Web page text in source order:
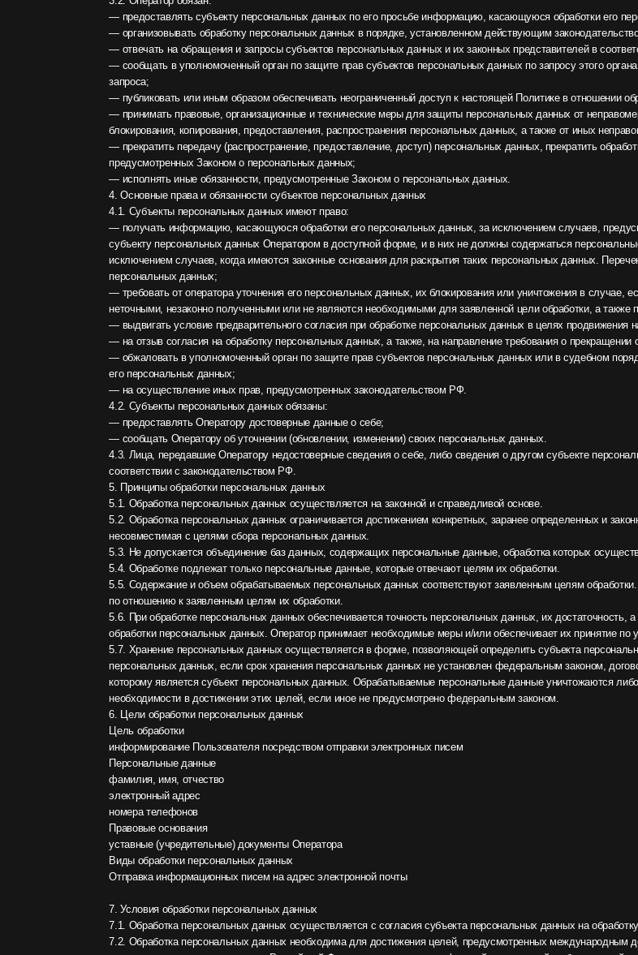
блокирования, копирования, предоставления, распространения персональных данных, а также от иных неправомерных
— прекратить передачу (распространение, предоставление, доступ) персональных данных, прекратить обработку и
предусмотренных Законом о персональных данных;
— исполнять иные обязанности, предусмотренные Законом о персональных данных.
4. Основные права и обязанности субъектов персональных данных
4.1. Субъекты персональных данных имеют право:
— получать информацию, касающуюся обработки его персональных данных, за исключением случаев, предусмотренных
субъекту персональных данных Оператором в доступной форме, и в них не должны содержаться персональные данные,
исключением случаев, когда имеются законные основания для раскрытия таких персональных данных. Перечень информации
персональных данных;
— требовать от оператора уточнения его персональных данных, их блокирования или уничтожения в случае, если
неточными, незаконно полученными или не являются необходимыми для заявленной цели обработки, а также принимать
— выдвигать условие предварительного согласия при обработке персональных данных в целях продвижения на рынке товаров,
— на отзыв согласия на обработку персональных данных, а также, на направление требования о прекращении обработки
— обжаловать в уполномоченный орган по защите прав субъектов персональных данных или в судебном порядке
его персональных данных;
— на осуществление иных прав, предусмотренных законодательством РФ.
4.2. Субъекты персональных данных обязаны:
— предоставлять Оператору достоверные данные о себе;
— сообщать Оператору об уточнении (обновлении, изменении) своих персональных данных.
4.3. Лица, передавшие Оператору недостоверные сведения о себе, либо сведения о другом субъекте персональных данных
соответствии с законодательством РФ.
5. Принципы обработки персональных данных
5.1. Обработка персональных данных осуществляется на законной и справедливой основе.
5.2. Обработка персональных данных ограничивается достижением конкретных, заранее определенных и законных целей. Не
5.3. Не допускается объединение баз данных, содержащих персональные данные, обработка которых осуществляется в
5.4. Обработке подлежат только персональные данные, которые отвечают целям их обработки.
5.5. Содержание и объем обрабатываемых персональных данных соответствуют заявленным целям обработки. Не
по отношению к заявленным целям их обработки.
5.6. При обработке персональных данных обеспечивается точность персональных данных, их достаточность, а в
обработки персональных данных. Оператор принимает необходимые меры и/или обеспечивает их принятие по удалению или
5.7. Хранение персональных данных осуществляется в форме, позволяющей определить субъекта персональных данных, не
персональных данных, если срок хранения персональных данных не установлен федеральным законом, договором, стороной
которому является субъект персональных данных. Обрабатываемые персональные данные уничтожаются либо
необходимости в достижении этих целей, если иное не предусмотрено федеральным законом.
6. Цели обработки персональных данных
Цель обработки
информирование Пользователя посредством отправки электронных писем
Персональные данные
фамилия, имя, отчество
электронный адрес
номера телефонов
Правовые основания
уставные (учредительные) документы Оператора
Виды обработки персональных данных
Отправка информационных писем на адрес электронной почты
7. Условия обработки персональных данных
7.1. Обработка персональных данных осуществляется с согласия субъекта персональных данных на обработку его
7.2. Обработка персональных данных необходима для достижения целей, предусмотренных международным договором
возложенных законодательством Российской Федерации на оператора функций, полномочий и обязанностей.
7.3. Обработка персональных данных необходима для осуществления правосудия, исполнения судебного акта, акта другого
в соответствии с законодательством Российской Федерации об исполнительном производстве.
7.4. Обработка персональных данных необходима для исполнения договора, стороной которого либо выгодоприобретателем
персональных данных, а также для заключения договора по инициативе субъекта персональных данных или договора, по
выгодоприобретателем или поручителем.
7.5. Обработка персональных данных необходима для осуществления прав и законных интересов оператора или третьих лиц
условии, что при этом не нарушаются права и свободы субъекта персональных данных.
7.6. Осуществляется обработка персональных данных, доступ неограниченного круга лиц к которым предоставлен
общедоступные персональные данные).
8. Порядок сбора, хранения, передачи и других видов обработки персональных данных
Безопасность персональных данных, которые обрабатываются Оператором, обеспечивается путем реализации правовых,
выполнения в полном объеме требований действующего законодательства в области защиты персональных данных.
8.1. Оператор обеспечивает сохранность персональных данных и принимает все возможные меры, исключающие доступ к